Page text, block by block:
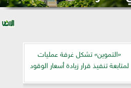
«التموين» تشكل غرفة عمليات
لمتابعة تنفيذ قرار زيادة أسعار الوقود